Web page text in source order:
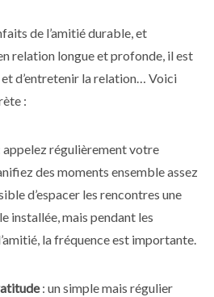
de l’amitié durable, et
relation longue et profonde, il est
d’entretenir la relation… Voici
:
appelez régulièrement votre
des moments ensemble assez
d’espacer les rencontres une
installée, mais pendant les
la fréquence est importante.
: un simple mais régulier